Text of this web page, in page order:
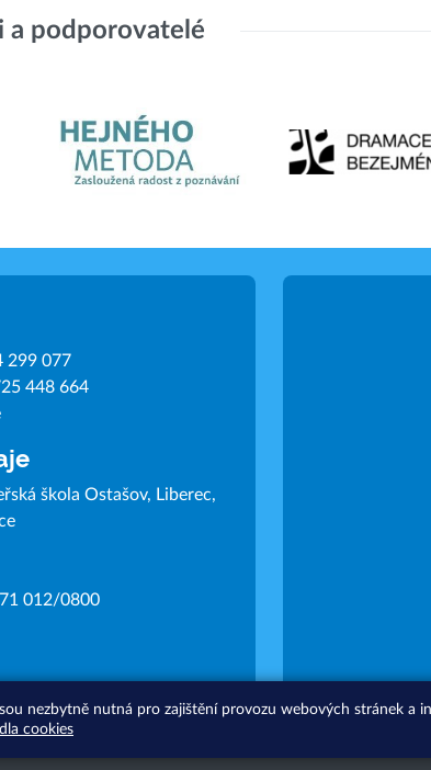
a podporovatelé
299 077
448 664
škola Ostašov, Liberec,
012/0800
nezbytně nutná pro zajištění provozu webových stránek a
cookies